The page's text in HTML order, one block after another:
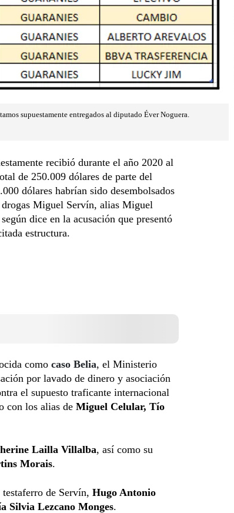
supuestamente entregados al diputado Éver Noguera.
recibió durante el año 2020 al
de 250.009 dólares de parte del
dólares habrían sido desembolsados
Miguel Servín, alias Miguel
dice en la acusación que presentó
estructura.
como caso Belia, el Ministerio
por lavado de dinero y asociación
el supuesto traficante internacional
con los alias de Miguel Celular, Tío
Lailla Villalba, así como su
Morais.
de Servín, Hugo Antonio
Silvia Lezcano Monges.